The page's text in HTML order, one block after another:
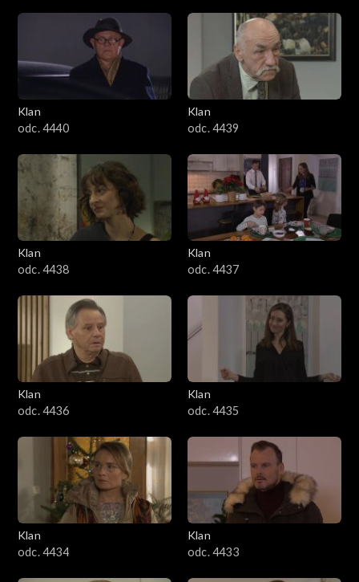
Klan
odc. 4440
Klan
odc. 4439
Klan
odc. 4438
Klan
odc. 4437
Klan
odc. 4436
Klan
odc. 4435
Klan
odc. 4434
Klan
odc. 4433